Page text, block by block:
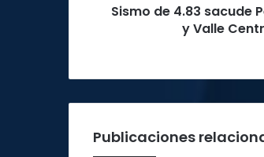
Sismo de 4.83 sacude
y Valle
Publicaciones